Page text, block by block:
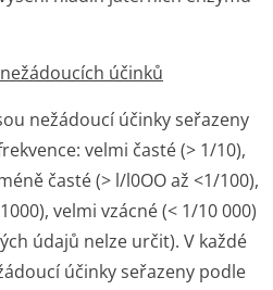
účinků
nežádoucí účinky seřazeny
velmi časté (> 1/10),
časté (> l/l0OO až <1/100),
velmi vzácné (< 1/10 000)
údajů nelze určit). V každé
účinky seřazeny podle